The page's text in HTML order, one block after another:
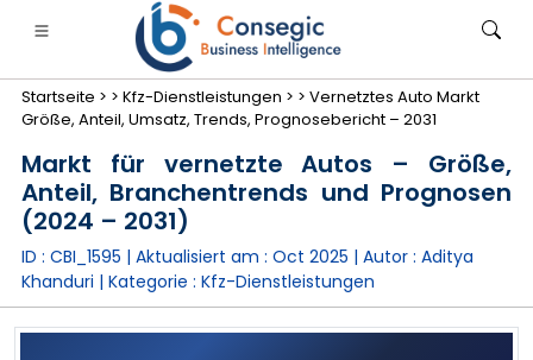
Finanzdienstleistungen und Versicherungen
• Konsumgüter
• Fallstudien
Startseite > > Kfz-Dienstleistungen > > Vernetztes Auto Markt
Größe, Anteil, Umsatz, Trends, Prognosebericht – 2031
Markt für vernetzte Autos – Größe,
Anteil, Branchentrends und Prognosen
(2024 – 2031)
ID : CBI_1595 | Aktualisiert am : Oct 2025 | Autor : Aditya
Khanduri | Kategorie : Kfz-Dienstleistungen